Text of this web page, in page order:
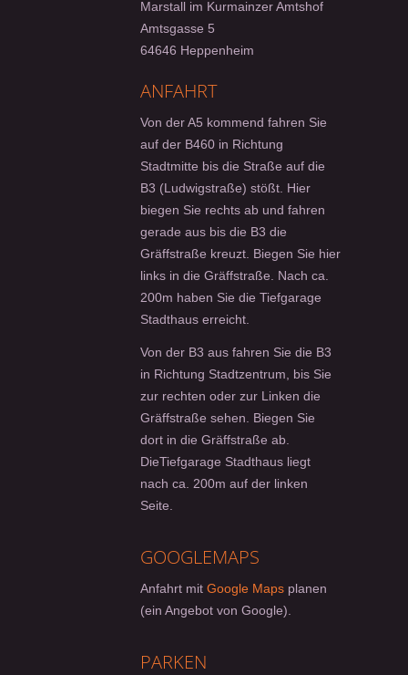
Marstall im Kurmainzer Amtshof
Amtsgasse 5
64646 Heppenheim
ANFAHRT
Von der A5 kommend fahren Sie
auf der B460 in Richtung
Stadtmitte bis die Straße auf die
B3 (Ludwigstraße) stößt. Hier
biegen Sie rechts ab und fahren
gerade aus bis die B3 die
Gräffstraße kreuzt. Biegen Sie hier
links in die Gräffstraße. Nach ca.
200m haben Sie die Tiefgarage
Stadthaus erreicht.
Von der B3 aus fahren Sie die B3
in Richtung Stadtzentrum, bis Sie
zur rechten oder zur Linken die
Gräffstraße sehen. Biegen Sie
dort in die Gräffstraße ab.
DieTiefgarage Stadthaus liegt
nach ca. 200m auf der linken
Seite.
GOOGLEMAPS
Anfahrt mit Google Maps planen
(ein Angebot von Google).
PARKEN